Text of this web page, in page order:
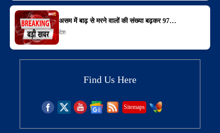
असम में बाढ़ से मरने वालों की संख्या बढ़कर 97…
देश
Find Us Here
Sitemaps